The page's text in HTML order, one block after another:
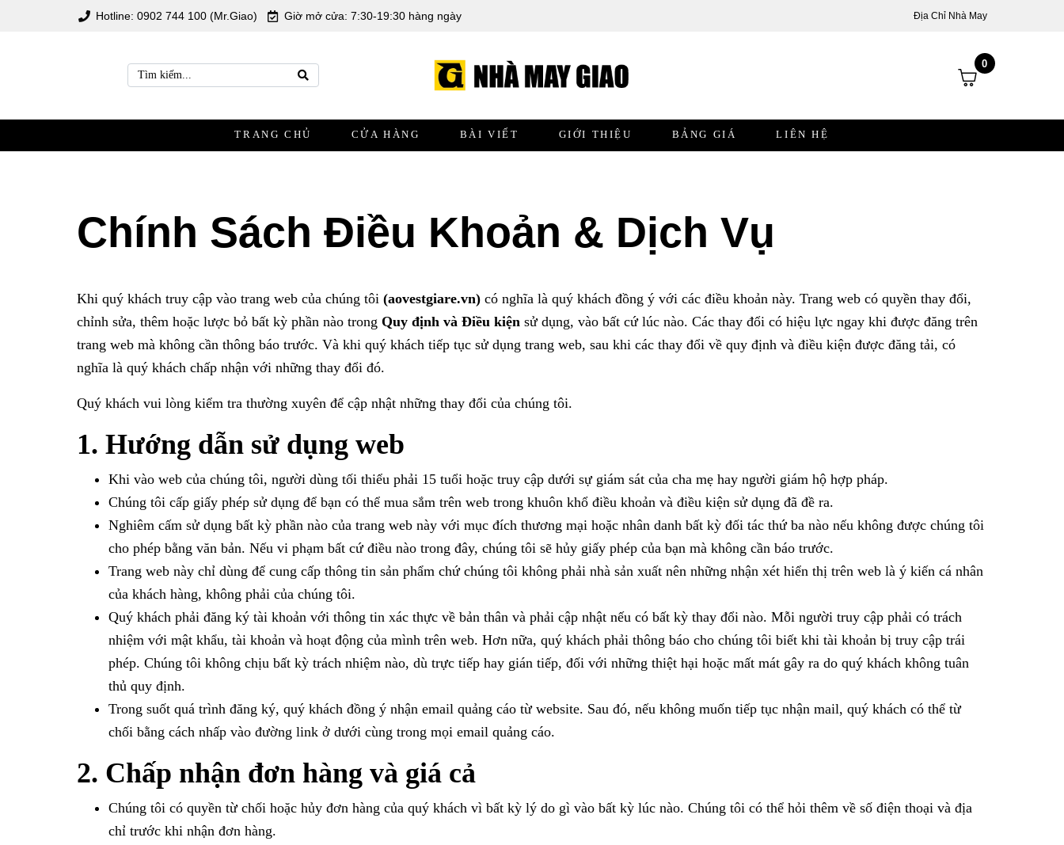
Hotline: 0902 744 100 (Mr.Giao) Giờ mở cửa: 7:30-19:30 hàng ngày Địa Chỉ Nhà May
0
TRANG CHỦ CỬA HÀNG BÀI VIẾT GIỚI THIỆU BẢNG GIÁ LIÊN HỆ
Chính Sách Điều Khoản & Dịch Vụ
Khi quý khách truy cập vào trang web của chúng tôi (aovestgiare.vn) có nghĩa là quý khách đồng ý với các điều khoản này. Trang web có quyền thay đổi,
chỉnh sửa, thêm hoặc lược bỏ bất kỳ phần nào trong Quy định và Điều kiện sử dụng, vào bất cứ lúc nào. Các thay đổi có hiệu lực ngay khi được đăng trên
trang web mà không cần thông báo trước. Và khi quý khách tiếp tục sử dụng trang web, sau khi các thay đổi về quy định và điều kiện được đăng tải, có
nghĩa là quý khách chấp nhận với những thay đổi đó.
Quý khách vui lòng kiểm tra thường xuyên để cập nhật những thay đổi của chúng tôi.
1. Hướng dẫn sử dụng web
Khi vào web của chúng tôi, người dùng tối thiểu phải 15 tuổi hoặc truy cập dưới sự giám sát của cha mẹ hay người giám hộ hợp pháp.
Chúng tôi cấp giấy phép sử dụng để bạn có thể mua sắm trên web trong khuôn khổ điều khoản và điều kiện sử dụng đã đề ra.
Nghiêm cấm sử dụng bất kỳ phần nào của trang web này với mục đích thương mại hoặc nhân danh bất kỳ đối tác thứ ba nào nếu không được chúng tôi
cho phép bằng văn bản. Nếu vi phạm bất cứ điều nào trong đây, chúng tôi sẽ hủy giấy phép của bạn mà không cần báo trước.
Trang web này chỉ dùng để cung cấp thông tin sản phẩm chứ chúng tôi không phải nhà sản xuất nên những nhận xét hiển thị trên web là ý kiến cá nhân
của khách hàng, không phải của chúng tôi.
Quý khách phải đăng ký tài khoản với thông tin xác thực về bản thân và phải cập nhật nếu có bất kỳ thay đổi nào. Mỗi người truy cập phải có trách
nhiệm với mật khẩu, tài khoản và hoạt động của mình trên web. Hơn nữa, quý khách phải thông báo cho chúng tôi biết khi tài khoản bị truy cập trái
phép. Chúng tôi không chịu bất kỳ trách nhiệm nào, dù trực tiếp hay gián tiếp, đối với những thiệt hại hoặc mất mát gây ra do quý khách không tuân
thủ quy định.
Trong suốt quá trình đăng ký, quý khách đồng ý nhận email quảng cáo từ website. Sau đó, nếu không muốn tiếp tục nhận mail, quý khách có thể từ
chối bằng cách nhấp vào đường link ở dưới cùng trong mọi email quảng cáo.
2. Chấp nhận đơn hàng và giá cả
Chúng tôi có quyền từ chối hoặc hủy đơn hàng của quý khách vì bất kỳ lý do gì vào bất kỳ lúc nào. Chúng tôi có thể hỏi thêm về số điện thoại và địa
chỉ trước khi nhận đơn hàng.